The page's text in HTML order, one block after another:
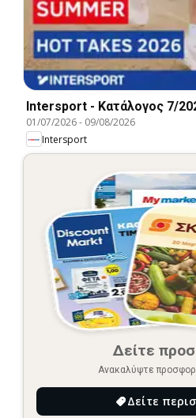
Intersport - Kατάλογος 7/
01/07/2026- 09/08/2026
Intersport
Δείτε
Ανακαλύψτε
Δείτε